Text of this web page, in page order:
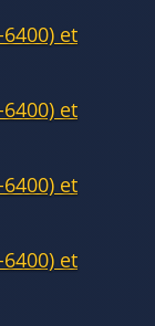
et
et
et
et